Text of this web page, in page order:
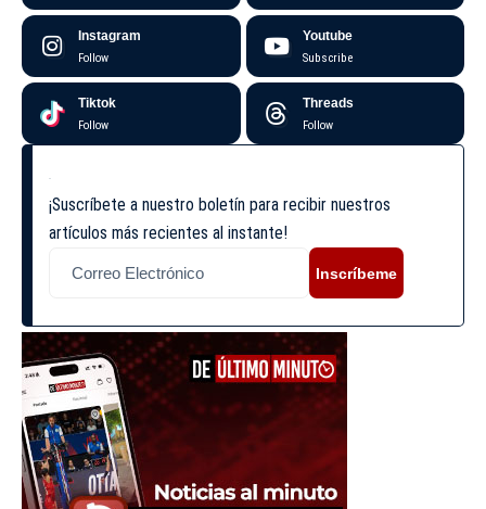
Instagram
Follow
Youtube
Subscribe
Tiktok
Follow
Threads
Follow
¡Suscríbete a nuestro boletín para recibir nuestros
artículos más recientes al instante!
Inscríbeme